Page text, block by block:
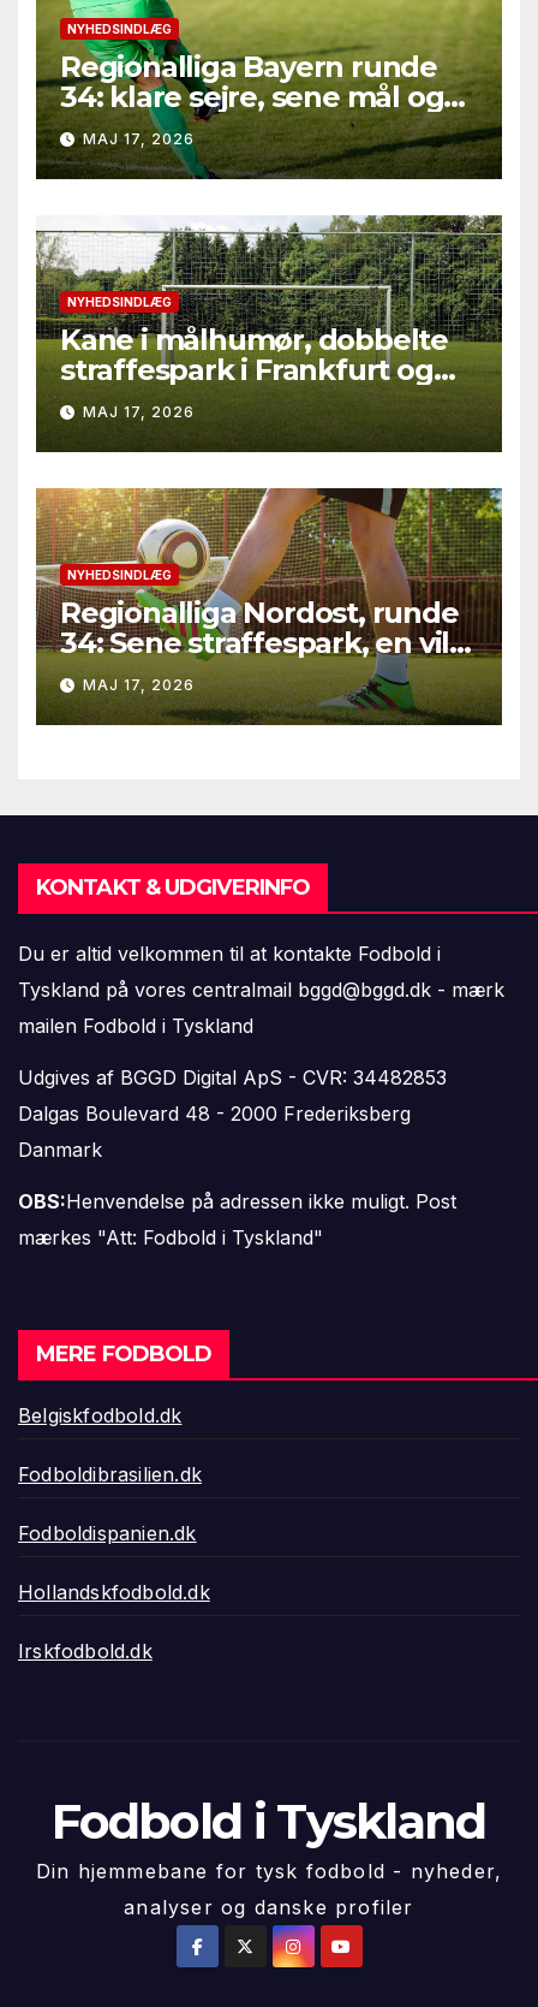
NYHEDSINDLÆG
Regionalliga Bayern runde
34: klare sejre, sene mål og
straffesparksafgørelser
MAJ 17, 2026
NYHEDSINDLÆG
Kane i målhumør, dobbelte
straffespark i Frankfurt og
rødt kort i Gladbach – hele
runde 34 fra Bundesliga
2025/26
MAJ 17, 2026
NYHEDSINDLÆG
Regionalliga Nordost, runde
34: Sene straffespark, en vild
vending i Leipzig og en
firkantsopvisning fra Baro
MAJ 17, 2026
KONTAKT & UDGIVERINFO
Du er altid velkommen til at kontakte Fodbold i
Tyskland på vores centralmail bggd@bggd.dk - mærk
mailen Fodbold i Tyskland
Udgives af BGGD Digital ApS - CVR: 34482853
Dalgas Boulevard 48 - 2000 Frederiksberg
Danmark
OBS:Henvendelse på adressen ikke muligt. Post
mærkes "Att: Fodbold i Tyskland"
MERE FODBOLD
Belgiskfodbold.dk
Fodboldibrasilien.dk
Fodboldispanien.dk
Hollandskfodbold.dk
Irskfodbold.dk
Fodbold i Tyskland
Din hjemmebane for tysk fodbold - nyheder,
analyser og danske profiler